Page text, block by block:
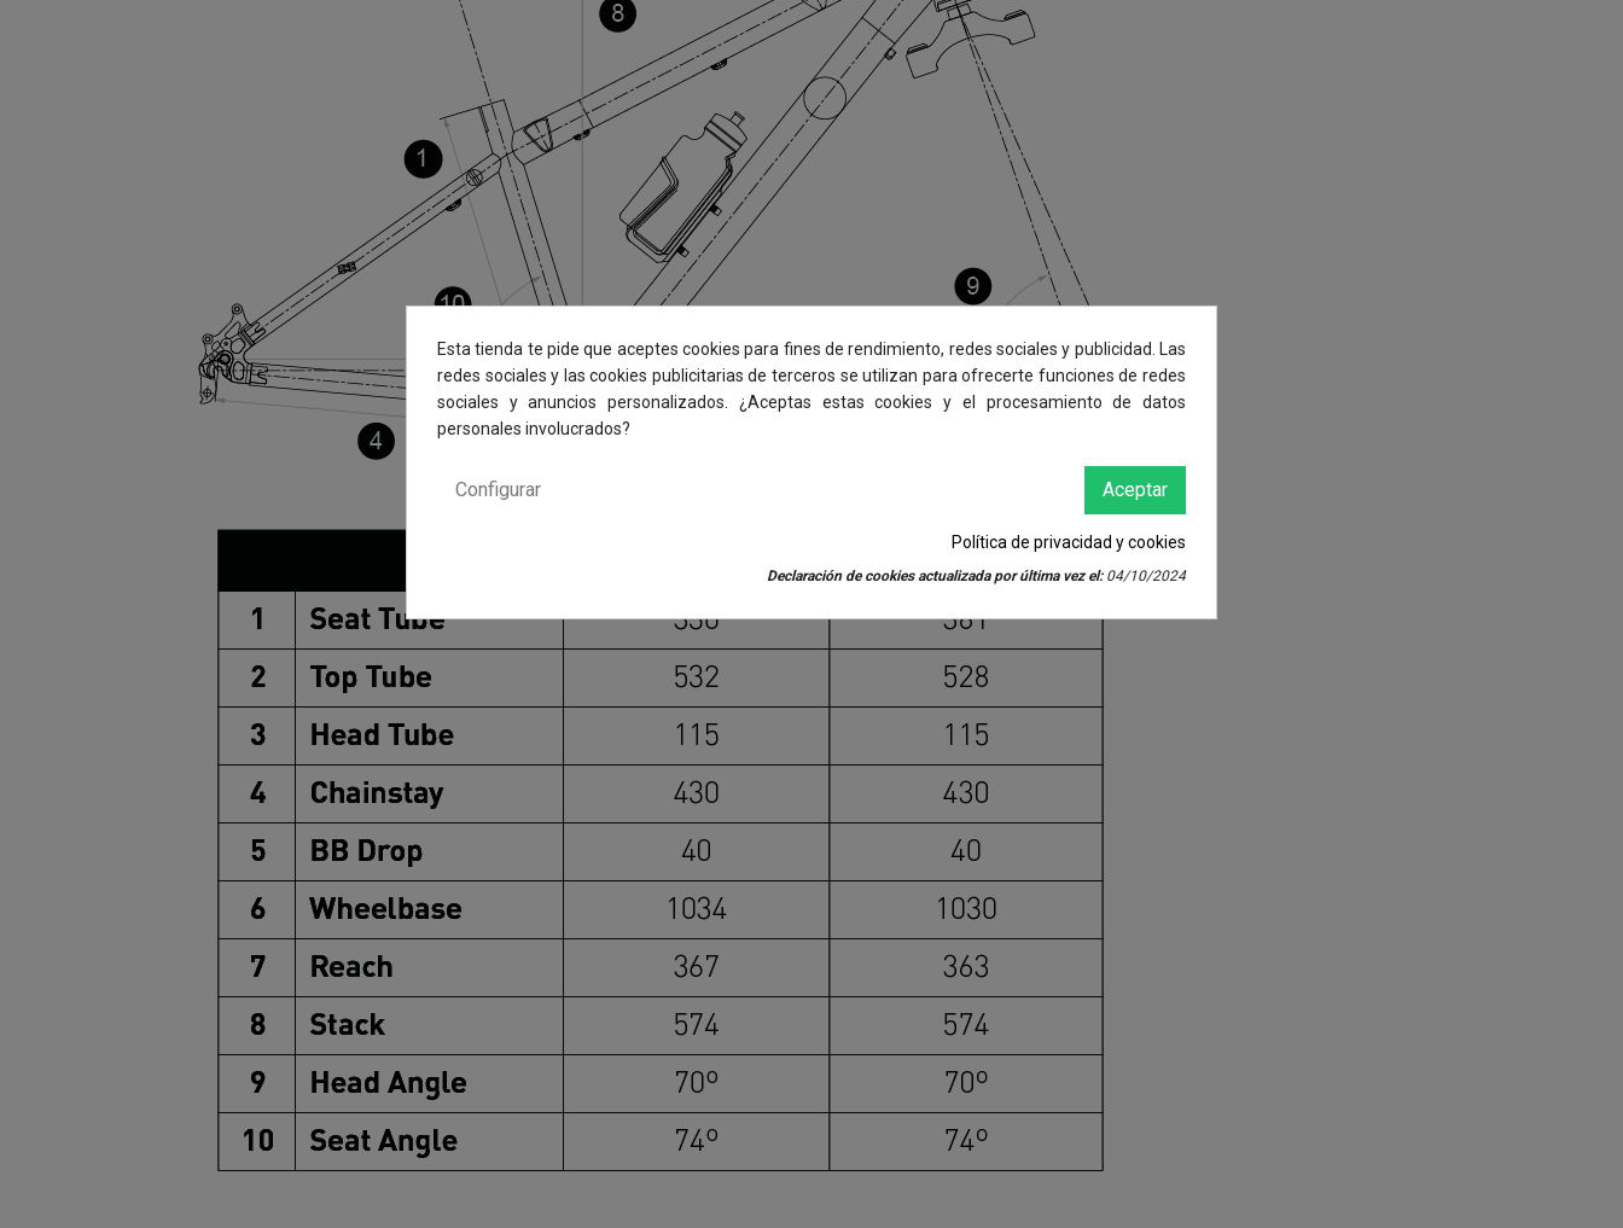
Esta tienda te pide que aceptes cookies para fines de rendimiento, redes sociales y publicidad. Las
redes sociales y las cookies publicitarias de terceros se utilizan para ofrecerte funciones de redes
sociales y anuncios personalizados. ¿Aceptas estas cookies y el procesamiento de datos
personales involucrados?
Aceptar
Configurar
Política de privacidad y cookies
Declaración de cookies actualizada por última vez el:04/10/2024